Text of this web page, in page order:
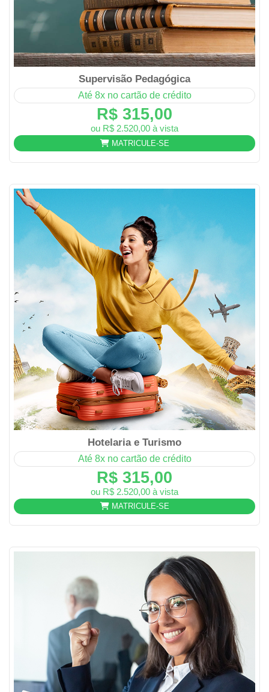
Supervisão Pedagógica
Até 8x no cartão de crédito
R$ 315,00
ou R$ 2.520,00 à vista
MATRICULE-SE
Hotelaria e Turismo
Até 8x no cartão de crédito
R$ 315,00
ou R$ 2.520,00 à vista
MATRICULE-SE